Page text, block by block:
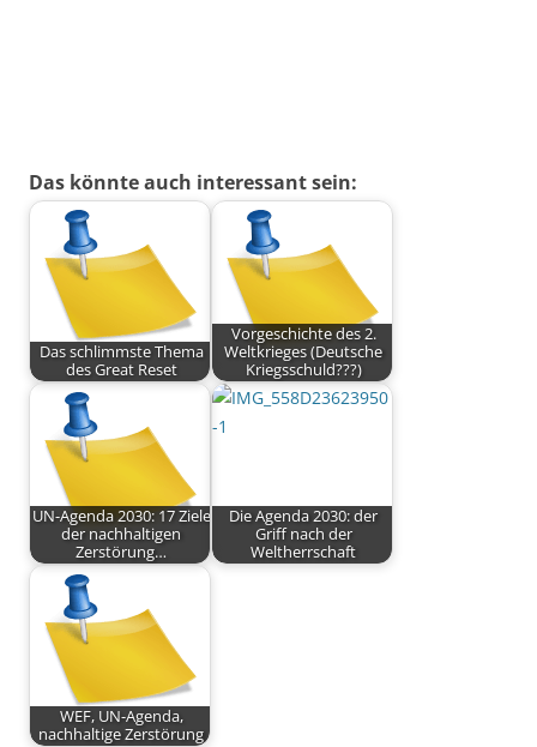
Das könnte auch interessant sein:
Das schlimmste Thema
des Great Reset
Vorgeschichte des 2.
Weltkrieges (Deutsche
Kriegsschuld???)
UN-Agenda 2030: 17 Ziele
der nachhaltigen
Zerstörung…
Die Agenda 2030: der
Griff nach der
Weltherrschaft
WEF, UN-Agenda,
nachhaltige Zerstörung